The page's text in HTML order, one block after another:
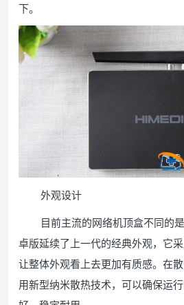
下。
外观设计
目前主流的网络机顶盒不同的
卓版延续了上一代的经典外观，它采
让整体外观看上去更加有质感。在
用新型纳米散热技术，可以确保运